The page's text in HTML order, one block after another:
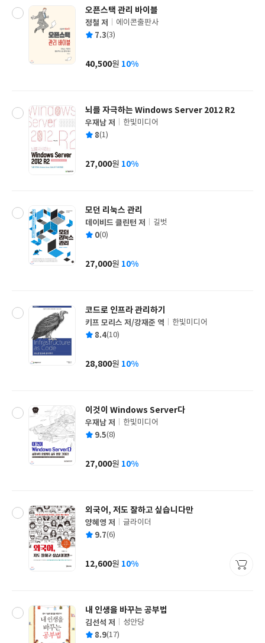
오픈스택 관리 바이블
글
쓴
정철 저
출
사
에이콘출판사
평 7.3(3)
가
40,500원 10%
뇌를 자극하는 Windows Server 2012 R2
글
쓴
우재남 저
출
사
한빛미디어
평 8(1)
가
27,000원 10%
모던 리눅스 관리
글
쓴
데이비드 클린턴 저
출
사
길벗
평 0(0)
가
27,000원 10%
코드로 인프라 관리하기
글
쓴
키프 모리스 저/강재준 역
출
사
한빛미디어
평 8.4(10)
가
28,800원 10%
이것이 Windows Server다
글
쓴
우재남 저
출
사
한빛미디어
평 9.5(8)
가
27,000원 10%
외국어, 저도 잘하고 싶습니다만
글
쓴
양혜영 저
출
사
글라이더
평 9.7(6)
가
12,600원 10%
내 인생을 바꾸는 공부법
글
쓴
김선석 저
출
성안당
평 8.9(17)